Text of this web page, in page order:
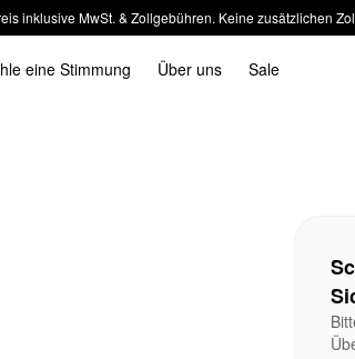
inklusive MwSt. & Zollgebühren. Keine zusätzlichen
eine Stimmung Über uns Sale